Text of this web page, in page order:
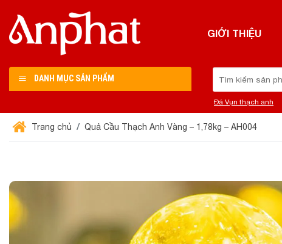
đến
nội
GIỚI THIỆU
DANH MỤC SẢN PHẨM
kiếm:
Đá Vụn thạch anh
Trang chủ Quả Cầu Thạch Anh Vàng – 1,78kg – AH004